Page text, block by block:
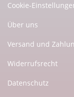
Cookie-
Über uns
Versand und
Widerrufsrecht
Datenschutz